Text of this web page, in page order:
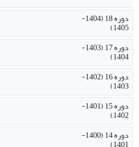
دوره 18 (1404-
1405)
دوره 17 (1403-
1404)
دوره 16 (1402-
1403)
دوره 15 (1401-
1402)
دوره 14 (1400-